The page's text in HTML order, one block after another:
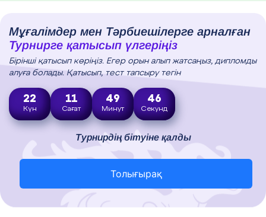
Мұғалімдер мен Тәрбиешілерге арналған
Турнирге қатысып үлгеріңіз
Бірінші қатысып көріңіз. Егер орын алып жатсаңыз, дипломды
алуға болады. Қатысып, тест тапсыру тегін
22
Күн
11
Сағат
49
Минут
45
Секунд
Турнирдің бітуіне қалды
Толығырақ